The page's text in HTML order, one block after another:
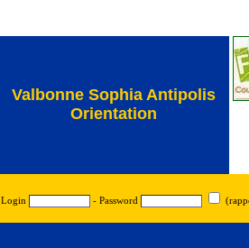
Valbonne Sophia Antipolis
Orientation
Login - Password